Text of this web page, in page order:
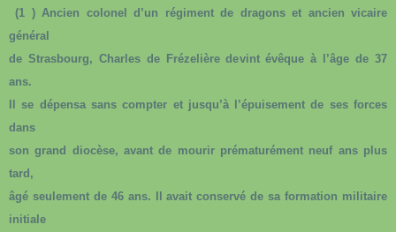
(1 ) Ancien colonel d’un régiment de dragons et ancien vicaire
général
de Strasbourg, Charles de Frézelière devint évêque à l’âge de 37
ans.
Il se dépensa sans compter et jusqu’à l’épuisement de ses forces
dans
son grand diocèse, avant de mourir prématurément neuf ans plus
tard,
âgé seulement de 46 ans. Il avait conservé de sa formation militaire
initiale